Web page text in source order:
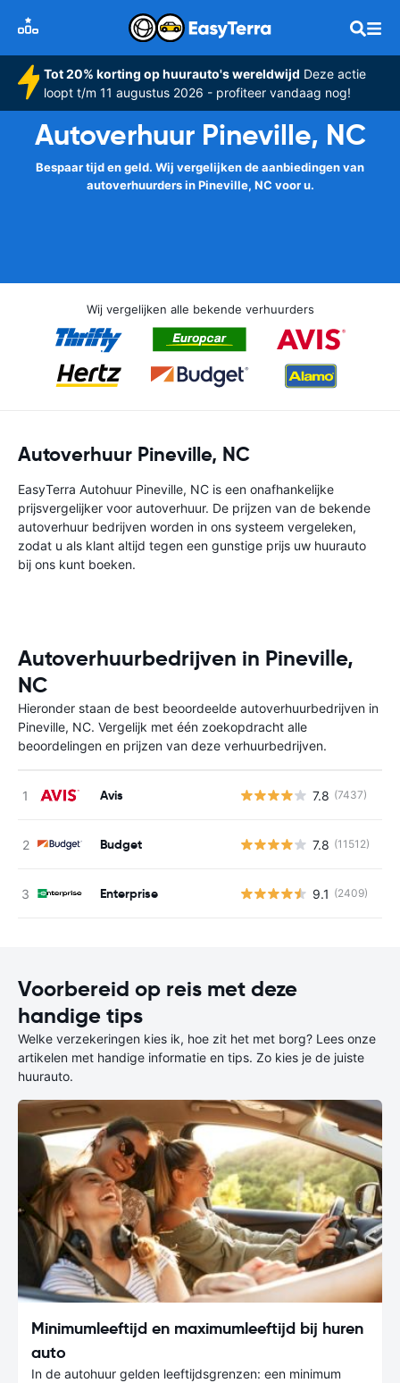
Tot 20% korting op huurauto's wereldwijd Deze actie
loopt t/m 11 augustus 2026 - profiteer vandaag nog!
Autoverhuur Pineville, NC
Bespaar tijd en geld. Wij vergelijken de aanbiedingen van
autoverhuurders in Pineville, NC voor u.
Wij vergelijken alle bekende verhuurders
Autoverhuur Pineville, NC
EasyTerra Autohuur Pineville, NC is een onafhankelijke
prijsvergelijker voor autoverhuur. De prijzen van de bekende
autoverhuur bedrijven worden in ons systeem vergeleken,
zodat u als klant altijd tegen een gunstige prijs uw huurauto
bij ons kunt boeken.
Autoverhuurbedrijven in Pineville,
NC
Hieronder staan de best beoordeelde autoverhuurbedrijven in
Pineville, NC. Vergelijk met één zoekopdracht alle
beoordelingen en prijzen van deze verhuurbedrijven.
Avis 7.8 (7437)
Budget 7.8 (11512)
Enterprise 9.1 (2409)
Voorbereid op reis met deze
handige tips
Welke verzekeringen kies ik, hoe zit het met borg? Lees onze
artikelen met handige informatie en tips. Zo kies je de juiste
huurauto.
Minimumleeftijd en maximumleeftijd bij huren
auto
In de autohuur gelden leeftijdsgrenzen: een minimum